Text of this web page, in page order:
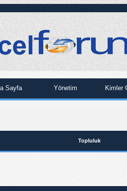
Sayfa Yönetim Kimler
Topluluk